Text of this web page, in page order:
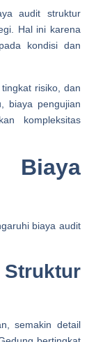
audit struktur
Hal ini karena
kondisi dan
risiko, dan
biaya pengujian
kompleksitas
Biaya
biaya audit
semakin detail